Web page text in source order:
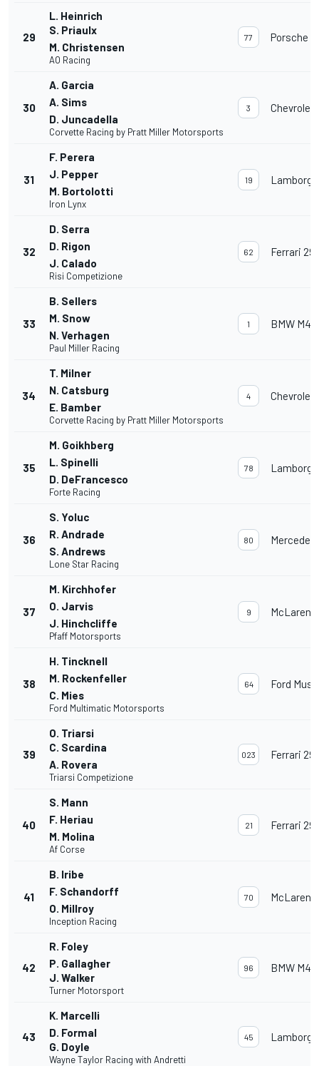
29
L. Heinrich
S. Priaulx
M. Christensen
AO Racing
77 Porsche
30
A. Garcia
A. Sims
D. Juncadella
Corvette Racing by Pratt Miller Motorsports
3 Chevrolet
31
F. Perera
J. Pepper
M. Bortolotti
Iron Lynx
19
32
D. Serra
D. Rigon
J. Calado
Risi Competizione
62 Ferrari
33
B. Sellers
M. Snow
N. Verhagen
Paul Miller Racing
1 BMW M4
34
T. Milner
N. Catsburg
E. Bamber
Corvette Racing by Pratt Miller Motorsports
4 Chevrolet
35
M. Goikhberg
L. Spinelli
D. DeFrancesco
Forte Racing
78
36
S. Yoluc
R. Andrade
S. Andrews
Lone Star Racing
80 Mercedes
37
M. Kirchhofer
O. Jarvis
J. Hinchcliffe
Pfaff Motorsports
9 McLaren
38
H. Tincknell
M. Rockenfeller
C. Mies
Ford Multimatic Motorsports
64 Ford
39
O. Triarsi
C. Scardina
A. Rovera
Triarsi Competizione
023 Ferrari
40
S. Mann
F. Heriau
M. Molina
Af Corse
21 Ferrari
41
B. Iribe
F. Schandorff
O. Millroy
Inception Racing
70 McLaren
42
R. Foley
P. Gallagher
J. Walker
Turner Motorsport
96 BMW M4
43
K. Marcelli
D. Formal
G. Doyle
Wayne Taylor Racing with Andretti
45